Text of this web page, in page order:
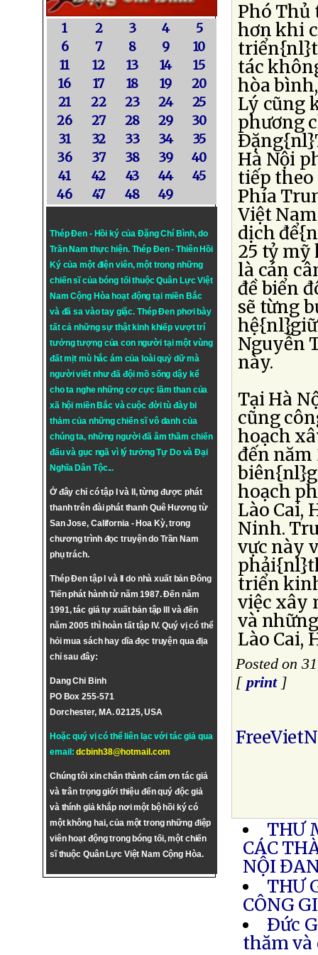
1 2 3 4
5
6
7 8 9
10
11
12 13 14
15
16
17 18 19
20
21
22 23 24
25
26
27 28 29
30
31
32 33 34
35
36
37 38 39
40
41
42 43 44
45
46
47 48 49
Thép Đen - Hồi ký của Đặng Chí Bình, do
Trần Nam thực hiện. Thép Đen- Thiên Hồi
Ký của một điện viên, một trong những
chiến sĩ của bóng tối thuộc Quân Lực Việt
Nam Cộng Hòa hoạt động tại miền Bắc
và đã sa vào tay giặc. Thép Đen phơi bày
tất cả những sự thật kinh khiếp vượt trí
tưởng tượng của con người tại một vùng
đất mịt mù hắc ám của loài quỷ dữ mà
người viết như đã đội mồ sống dậy kể
cho ta nghe những cơ cực lầm than của
xã hội miền Bắc và cuộc đời tù đày bi
thảm của những chiến sĩ vô danh của
chúng ta, những người đã âm thầm chiến
đấu và gục ngã vì lý tưởngTự DovàĐại
Nghĩa Dân Tộc...
Ở đây chỉ có tập I và II, từng được phát
thanh trên đài phát thanh Quê Hương từ
San Jose, California - Hoa Kỳ, trong
chương trình đọc truyện do Trần Nam
phụ trách.
Thép Đen tập I và II do nhà xuất bản Đông
Tiến phát hành từ năm 1987. Đến năm
1991, tác giả tự xuất bản tập III và đến
năm 2005 thì hoàn tất tập IV. Quý vị có thể
hỏi mua sách hay dĩa đọc truyện qua địa
chỉ sau đây:
Dang Chi Binh
PO Box 255-571
Dorchester, MA. 02125, USA
Hoặc quý vị có thể liên lạc với tác giả qua
email:dcbinh38@hotmail.com
Chúng tôi xin chân thành cám ơn tác giả
và trân trọng giới thiệu đến quý độc giả
và thính giả khắp nơi một bộ hồi ký có
một không hai, của một trong những điệp
viên hoạt động trong bóng tối, một chiến
sĩ thuộc Quân Lực Việt Nam Cộng Hòa.
Phó Thủ
hơn khi
tác
hòa
Lý cũng
phương
Hà Nội
tiếp theo
Phía
Việt
dịch
25 tỷ mỹ
là cán
đề biển
sẽ từng
Nguyễn
này.
Tại Hà
cũng
hoạch
đến năm
hoạch
Lào Cai,
Ninh.
vực này
triển
việc xây
và
Lào Cai,
Posted on
[ print]
THƯ
CÁC
NỘI
THƯ
CÔNG
Ðức
thăm và